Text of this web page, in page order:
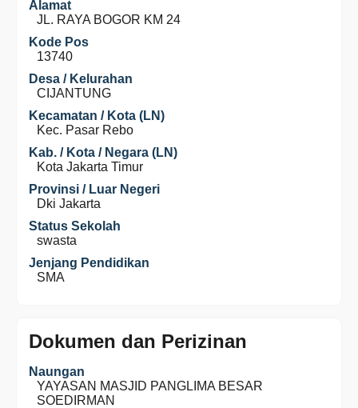
Alamat
JL. RAYA BOGOR KM 24
Kode Pos
13740
Desa / Kelurahan
CIJANTUNG
Kecamatan / Kota (LN)
Kec. Pasar Rebo
Kab. / Kota / Negara (LN)
Kota Jakarta Timur
Provinsi / Luar Negeri
Dki Jakarta
Status Sekolah
swasta
Jenjang Pendidikan
SMA
Dokumen dan Perizinan
Naungan
YAYASAN MASJID PANGLIMA BESAR
SOEDIRMAN